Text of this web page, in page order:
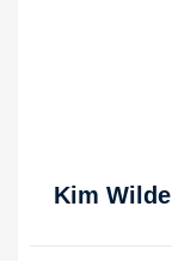
Kim Wilde